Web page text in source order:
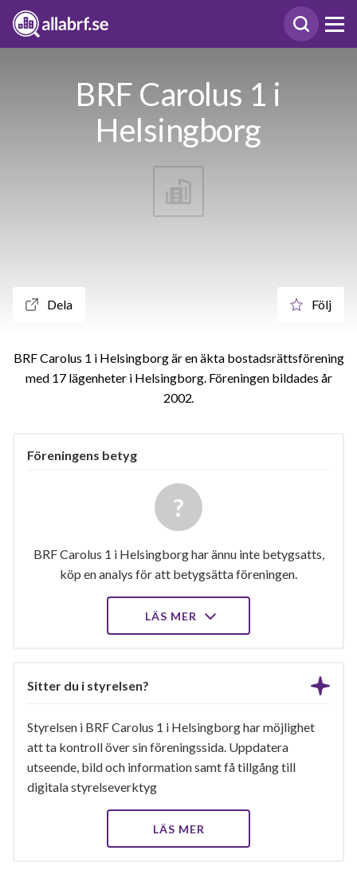
BRF Carolus 1 i
Helsingborg
Dela Följ
BRF Carolus 1 i Helsingborg är en äkta bostadsrättsförening
med 17 lägenheter i Helsingborg. Föreningen bildades år
2002
Föreningens betyg
BRF Carolus 1 i Helsingborg har ännu inte betygsatts,
köp en analys för att betygsätta föreningen.
LÄS MER
Sitter du i styrelsen?
Styrelsen i BRF Carolus 1 i Helsingborg har möjlighet
att ta kontroll över sin föreningssida. Uppdatera
utseende, bild och information samt få tillgång till
digitala styrelseverktyg
LÄS MER